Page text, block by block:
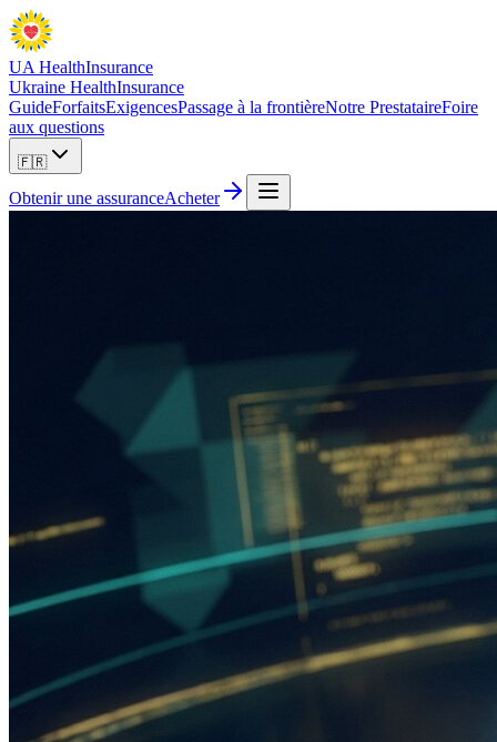
UA HealthInsurance
Ukraine HealthInsurance
GuideForfaitsExigencesPassage à la frontièreNotre PrestataireFoire
aux questions
🇫🇷
Obtenir une assuranceAcheter